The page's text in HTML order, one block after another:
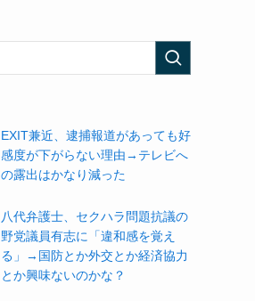
EXIT兼近、逮捕報道があっても好
感度が下がらない理由→テレビへ
の露出はかなり減った
八代弁護士、セクハラ問題抗議の
野党議員有志に「違和感を覚え
る」→国防とか外交とか経済協力
とか興味ないのかな？